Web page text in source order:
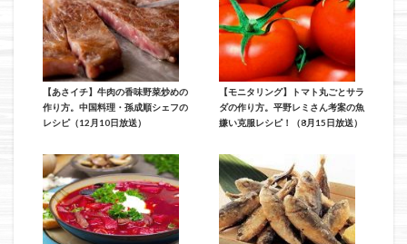
【あさイチ】牛肉の香味野菜炒めの
作り方。中国料理・孫成順シェフの
レシピ（12月10日放送）
【モニタリング】トマト丸ごとサラ
ダの作り方。平野レミさん考案の魚
嫌い克服レシピ！（8月15日放送）